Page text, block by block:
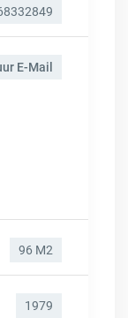
E-Mail
96 M2
1979